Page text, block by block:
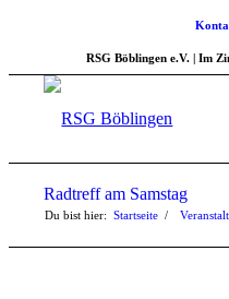
RSG Böblingen e.V. | Im
Radtreff am Samstag
Du bist hier: Startseite /